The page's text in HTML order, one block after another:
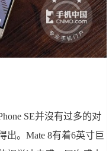
SE并沒有过多的对
出。Mate 8有着6英寸巨